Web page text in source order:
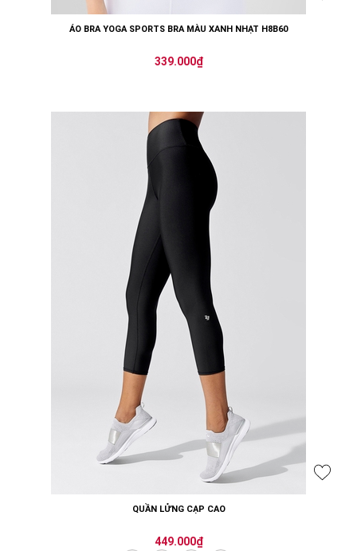
ÁO BRA YOGA SPORTS BRA MÀU XANH NHẠT H8B60
339.000₫
QUẦN LỬNG CẠP CAO
449.000₫